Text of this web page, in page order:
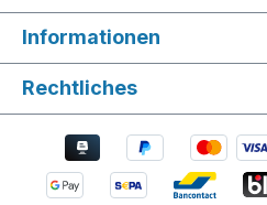
Informationen
Rechtliches